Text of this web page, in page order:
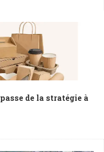
de la stratégie à